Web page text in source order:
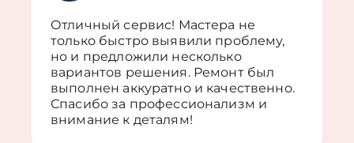
Отличный сервис! Мастера не
только быстро выявили проблему,
но и предложили несколько
вариантов решения. Ремонт был
выполнен аккуратно и качественно.
Спасибо за профессионализм и
внимание к деталям!